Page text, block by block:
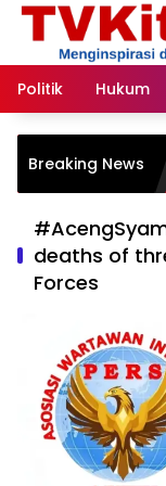
Langsung
Politik
Hukum
Breaking News
Penuh
deaths of
Forces